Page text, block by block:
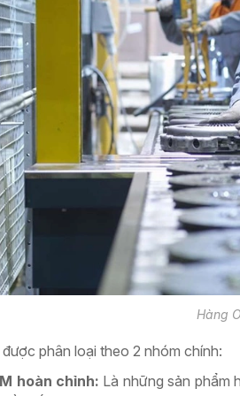
Hàng
phân loại theo 2 nhóm chính:
hoàn chỉnh: Là những sản phẩm